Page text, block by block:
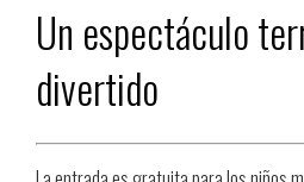
Un espectáculo
divertido